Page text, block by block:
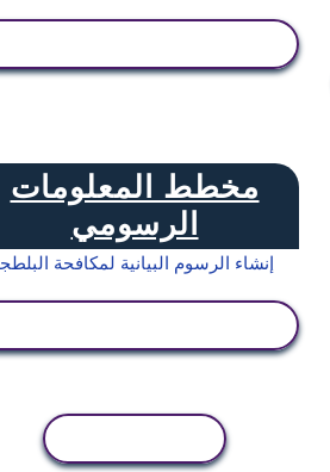
مخطط المعلومات
الرسومي